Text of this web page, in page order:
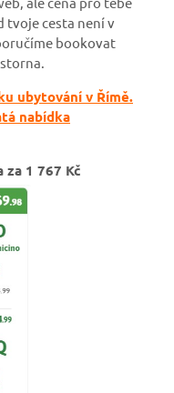
tvoje cesta není v
bookovat
ubytování v Římě.
nabídka
1 767 Kč